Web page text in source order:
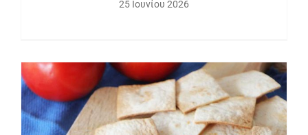
25 Ιουνίου 2026